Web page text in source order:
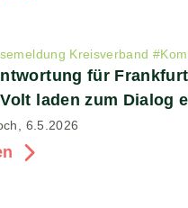
Kreisverband #
für Frankfurt
laden zum Dialog
6.5.2026